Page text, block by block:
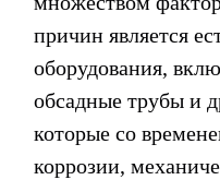
причин является
оборудования,
обсадные трубы и
которые со
коррозии,